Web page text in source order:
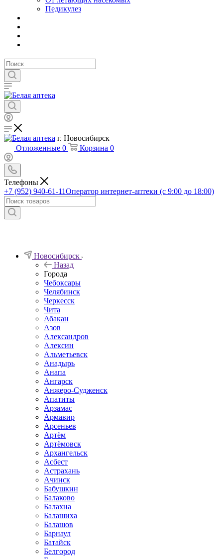
Педикулез
г. Новосибирск
Отложенные 0 Корзина 0
Телефоны
+7 (952) 940-61-11Оператор интернет-аптеки (с 9:00 до 18:00)
Новосибирск
Назад
Города
Чебоксары
Челябинск
Черкесск
Чита
Абакан
Азов
Александров
Алексин
Альметьевск
Анадырь
Анапа
Ангарск
Анжеро-Судженск
Апатиты
Арзамас
Армавир
Арсеньев
Артём
Артёмовск
Архангельск
Асбест
Астрахань
Ачинск
Бабушкин
Балаково
Балахна
Балашиха
Балашов
Барнаул
Батайск
Белгород